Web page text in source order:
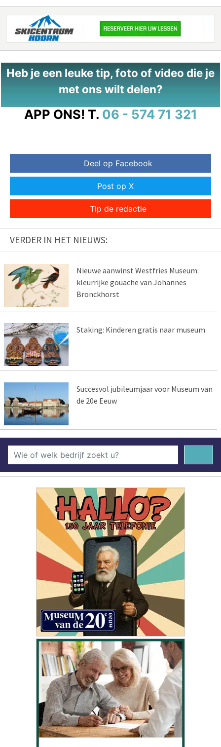
Heb je een leuke tip, foto of video die je
met ons wilt delen?
APP ONS! T. 06 - 574 71 321
Deel op Facebook
Post op X
Tip de redactie
VERDER IN HET NIEUWS:
Nieuwe aanwinst Westfries Museum:
kleurrijke gouache van Johannes
Bronckhorst
Staking: Kinderen gratis naar museum
Succesvol jubileumjaar voor Museum van
de 20e Eeuw